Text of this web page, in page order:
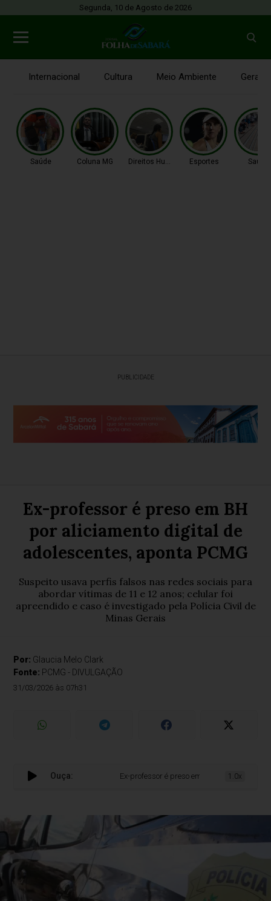
Segunda, 10 de Agosto de 2026
Internacional Cultura Meio Ambiente Gerais
Saúde Coluna MG Direitos Humanos Esportes Saúde
PUBLICIDADE
Ex-professor é preso em BH
por aliciamento digital de
adolescentes, aponta PCMG
Suspeito usava perfis falsos nas redes sociais para
abordar vítimas de 11 e 12 anos; celular foi
apreendido e caso é investigado pela Polícia Civil de
Minas Gerais
Por: Glaucia Melo Clark
Fonte: PCMG - DIVULGAÇÃO
31/03/2026 às 07h31
Ouça: Ex-professor é preso em BH por aliciamento
1.0x